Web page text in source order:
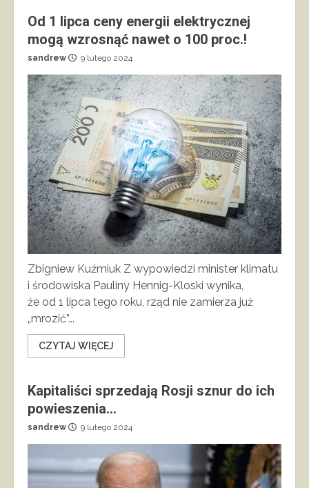
Od 1 lipca ceny energii elektrycznej
mogą wzrosnąć nawet o 100 proc.!
sandrew 9 lutego 2024
Zbigniew Kuźmiuk Z wypowiedzi minister klimatu
i środowiska Pauliny Hennig-Kloski wynika,
że od 1 lipca tego roku, rząd nie zamierza już
„mrozić”...
CZYTAJ WIĘCEJ
Kapitaliści sprzedają Rosji sznur do ich
powieszenia…
sandrew 9 lutego 2024